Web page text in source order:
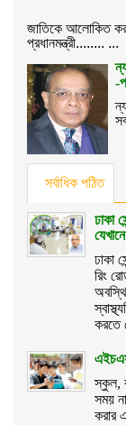
জাতিকে আলোকিত
প্রধানমন্ত্রী........ ...
-
সর্বাধিক পঠিত
ঢাকা
ঢাকা
রিং
করতে
স্কুল,
সময়
করার